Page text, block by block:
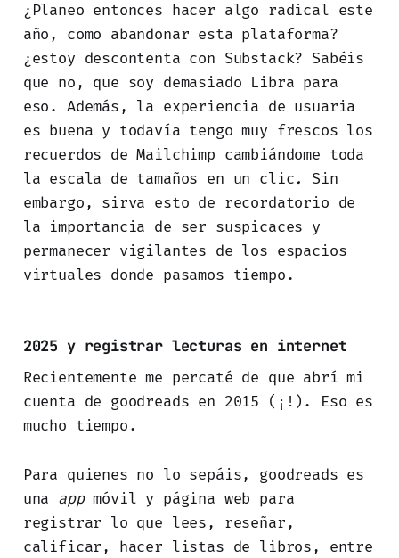
¿Planeo entonces hacer algo radical este
año, como abandonar esta plataforma?
¿estoy descontenta con Substack? Sabéis
que no, que soy demasiado Libra para
eso. Además, la experiencia de usuaria
es buena y todavía tengo muy frescos los
recuerdos de Mailchimp cambiándome toda
la escala de tamaños en un clic. Sin
embargo, sirva esto de recordatorio de
la importancia de ser suspicaces y
permanecer vigilantes de los espacios
virtuales donde pasamos tiempo.
2025 y registrar lecturas en internet
Recientemente me percaté de que abrí mi
cuenta de goodreads en 2015
(¡!). Eso es
mucho tiempo.
Para quienes no lo sepáis, goodreads es
una appmóvil y página web para
registrar lo que lees, reseñar,
calificar, hacer listas de libros, entre